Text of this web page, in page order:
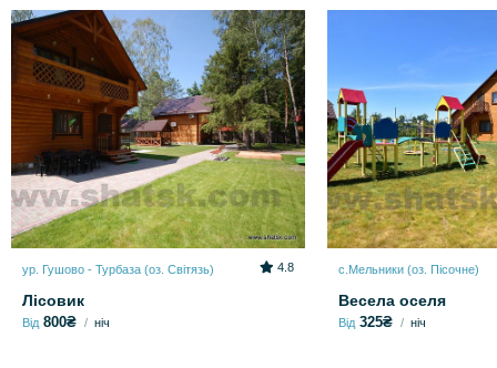
ур. Гушово - Турбаза (оз. Світязь) 4.8
Лісовик
Від 800₴ ніч
с.Мельники (оз. Пісочне)
Весела оселя
Від 325₴ ніч